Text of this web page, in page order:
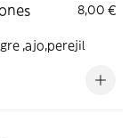
8,00 €
,ajo,perejil